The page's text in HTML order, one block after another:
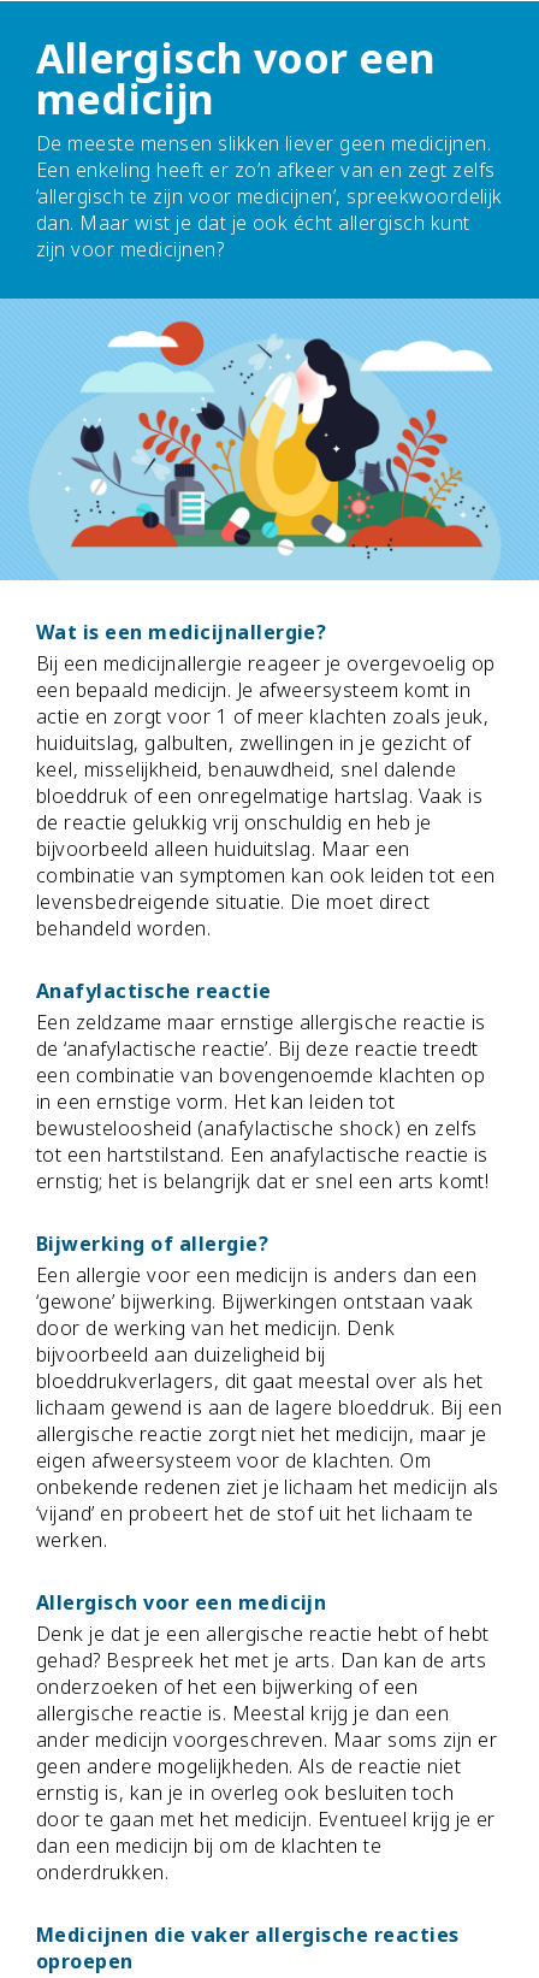
Allergisch voor een
medicijn
De meeste mensen slikken liever geen medicijnen.
Een enkeling heeft er zo’n afkeer van en zegt zelfs
‘allergisch te zijn voor medicijnen’, spreekwoordelijk
dan. Maar wist je dat je ook écht allergisch kunt
zijn voor medicijnen?
Wat is een medicijnallergie?
Bij een medicijnallergie reageer je overgevoelig op
een bepaald medicijn. Je afweersysteem komt in
actie en zorgt voor 1 of meer klachten zoals jeuk,
huiduitslag, galbulten, zwellingen in je gezicht of
keel, misselijkheid, benauwdheid, snel dalende
bloeddruk of een onregelmatige hartslag. Vaak is
de reactie gelukkig vrij onschuldig en heb je
bijvoorbeeld alleen huiduitslag. Maar een
combinatie van symptomen kan ook leiden tot een
levensbedreigende situatie. Die moet direct
behandeld worden.
Anafylactische reactie
Een zeldzame maar ernstige allergische reactie is
de ‘anafylactische reactie’. Bij deze reactie treedt
een combinatie van bovengenoemde klachten op
in een ernstige vorm. Het kan leiden tot
bewusteloosheid (anafylactische shock) en zelfs
tot een hartstilstand. Een anafylactische reactie is
ernstig; het is belangrijk dat er snel een arts komt!
Bijwerking of allergie?
Een allergie voor een medicijn is anders dan een
‘gewone’ bijwerking. Bijwerkingen ontstaan vaak
door de werking van het medicijn. Denk
bijvoorbeeld aan duizeligheid bij
bloeddrukverlagers, dit gaat meestal over als het
lichaam gewend is aan de lagere bloeddruk. Bij een
allergische reactie zorgt niet het medicijn, maar je
eigen afweersysteem voor de klachten. Om
onbekende redenen ziet je lichaam het medicijn als
‘vijand’ en probeert het de stof uit het lichaam te
werken.
Allergisch voor een medicijn
Denk je dat je een allergische reactie hebt of hebt
gehad? Bespreek het met je arts. Dan kan de arts
onderzoeken of het een bijwerking of een
allergische reactie is. Meestal krijg je dan een
ander medicijn voorgeschreven. Maar soms zijn er
geen andere mogelijkheden. Als de reactie niet
ernstig is, kan je in overleg ook besluiten toch
door te gaan met het medicijn. Eventueel krijg je er
dan een medicijn bij om de klachten te
onderdrukken.
Medicijnen die vaker allergische reacties
oproepen